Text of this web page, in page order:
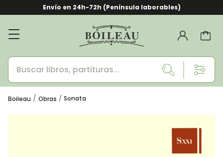
Envío en 24h-72h (Península laborables)
Boileau Obras Sonata